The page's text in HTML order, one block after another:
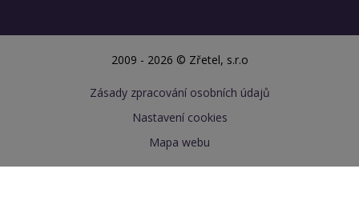
2009 - 2026 © Zřetel, s.r.o
Zásady zpracování osobních údajů
Nastavení cookies
Mapa webu